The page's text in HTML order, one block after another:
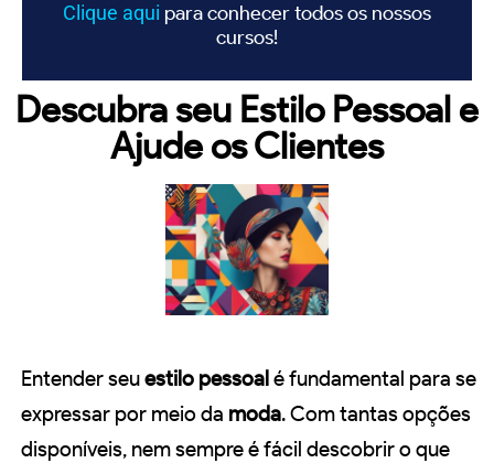
Clique aqui para conhecer todos os nossos
cursos!
Descubra seu Estilo Pessoal e
Ajude os Clientes
Entender seuestilo pessoalé fundamental para se
expressar por meio da moda. Com tantas opções
disponíveis, nem sempre é fácil descobrir o que